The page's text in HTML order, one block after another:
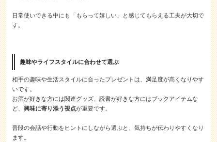
日常使いできる中にも「もらって嬉しい」と感じてもらえる工夫が大切で
す。
趣味やライフスタイルに合わせて選ぶ
相手の趣味や生活スタイルに合ったプレゼントは、満足度が高くなりやす
いです。
お酒が好きな方には関連グッズ、読書が好きな方にはブックアイテムな
ど、興味に寄り添う視点が重要です。
普段の会話や行動をヒントにしながら選ぶと、気持ちが伝わりやすくなり
ます。